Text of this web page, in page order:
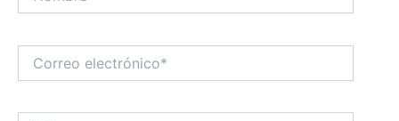
electrónico*